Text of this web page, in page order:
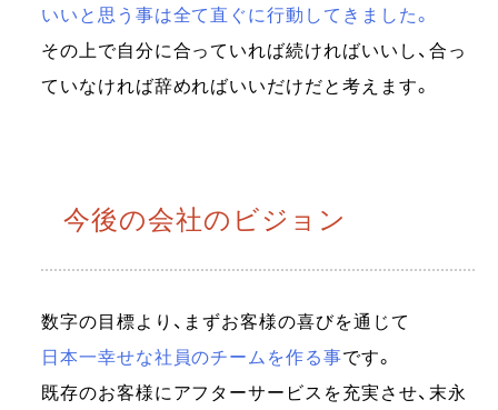
いいと思う事は全て直ぐに行動してきました。
その上で自分に合っていれば続ければいいし、合っ
ていなければ辞めればいいだけだと考えます。
今後の会社のビジョン
数字の目標より、まずお客様の喜びを通じて
日本一幸せな社員のチームを作る事です。
既存のお客様にアフターサービスを充実させ、末永